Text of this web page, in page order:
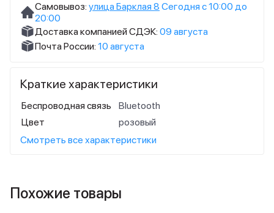
Самовывоз: улица Барклая 8 Сегодня с 10:00 до
20:00
Доставка компанией СДЭК: 09 августа
Почта России: 10 августа
Краткие характеристики
Беспроводная связь
Bluetooth
Цвет
розовый
Смотреть все характеристики
Похожие товары